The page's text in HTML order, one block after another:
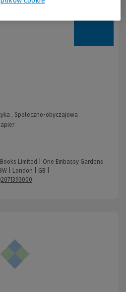
, Społeczno-obyczajowa
Limited | One Embassy Gardens
| London | GB |